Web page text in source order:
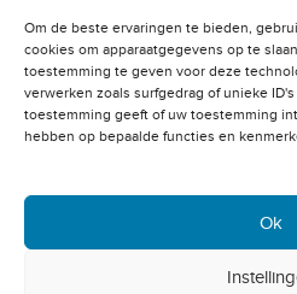
Om de beste ervaringen te bieden,
cookies om apparaatgegevens op te
toestemming te geven voor deze
verwerken zoals surfgedrag of unieke
toestemming geeft of uw toestemming
hebben op bepaalde functies en
Ok
3526 VD Utrecht
bekijk op Google Maps
Telefoonnummers
Offertes: 030 - 760 07 82